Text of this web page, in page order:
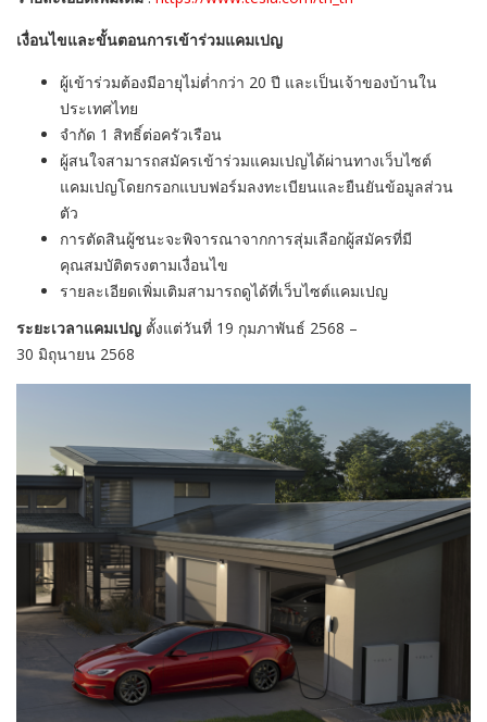
เงื่อนไขและขั้นตอนการเข้าร่วมแคมเปญ
ผู้เข้าร่วมต้องมีอายุไม่ต่ำกว่า 20 ปี และเป็นเจ้าของบ้านใน
ประเทศไทย
จำกัด 1 สิทธิ์ต่อครัวเรือน
ผู้สนใจสามารถสมัครเข้าร่วมแคมเปญได้ผ่านทางเว็บไซต์
แคมเปญโดยกรอกแบบฟอร์มลงทะเบียนและยืนยันข้อมูลส่วน
ตัว
การตัดสินผู้ชนะจะพิจารณาจากการสุ่มเลือกผู้สมัครที่มี
คุณสมบัติตรงตามเงื่อนไข
รายละเอียดเพิ่มเติมสามารถดูได้ที่เว็บไซต์แคมเปญ
ระยะเวลาแคมเปญ ตั้งแต่วันที่ 19 กุมภาพันธ์ 2568 –
30 มิถุนายน 2568